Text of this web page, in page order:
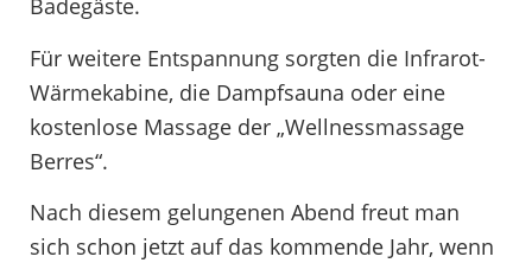
Badegäste.
Für weitere Entspannung sorgten die Infrarot-
Wärmekabine, die Dampfsauna oder eine
kostenlose Massage der „Wellnessmassage
Berres“.
Nach diesem gelungenen Abend freut man
sich schon jetzt auf das kommende Jahr, wenn